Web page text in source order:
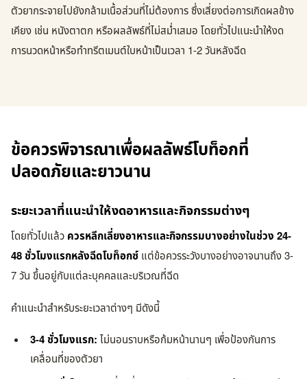
ตัวยากระจายไปยังกล้ามเนื้อส่วนที่ไม่ต้องการ ซึ่งเสี่ยงต่อการเกิดผลข้าง
เคียง เช่น หนังตาตก หรือผลลัพธ์ที่ไม่สม่ำเสมอ โดยทั่วไปแนะนำให้งด
การนวดหน้าหรือทำทรีตเมนต์ใบหน้าเป็นเวลา 1-2 วันหลังฉีด
ข้อควรพิจารณาเพื่อผลลัพธ์โบท็อกที่
ปลอดภัยและยาวนาน
ระยะเวลาที่แนะนำให้งดอาหารและกิจกรรมต่างๆ
โดยทั่วไปแล้ว ควรหลีกเลี่ยงอาหารและกิจกรรมบางอย่างในช่วง 24-
48 ชั่วโมงแรกหลังฉีดโบท็อกซ์ แต่ข้อควรระวังบางอย่างอาจนานถึง 3-
7 วัน ขึ้นอยู่กับแต่ละบุคคลและบริเวณที่ฉีด
คำแนะนำสำหรับระยะเวลาต่างๆ มีดังนี้
3-4 ชั่วโมงแรก: ไม่นอนราบหรือก้มหน้านานๆ เพื่อป้องกันการ
เคลื่อนที่ของตัวยา